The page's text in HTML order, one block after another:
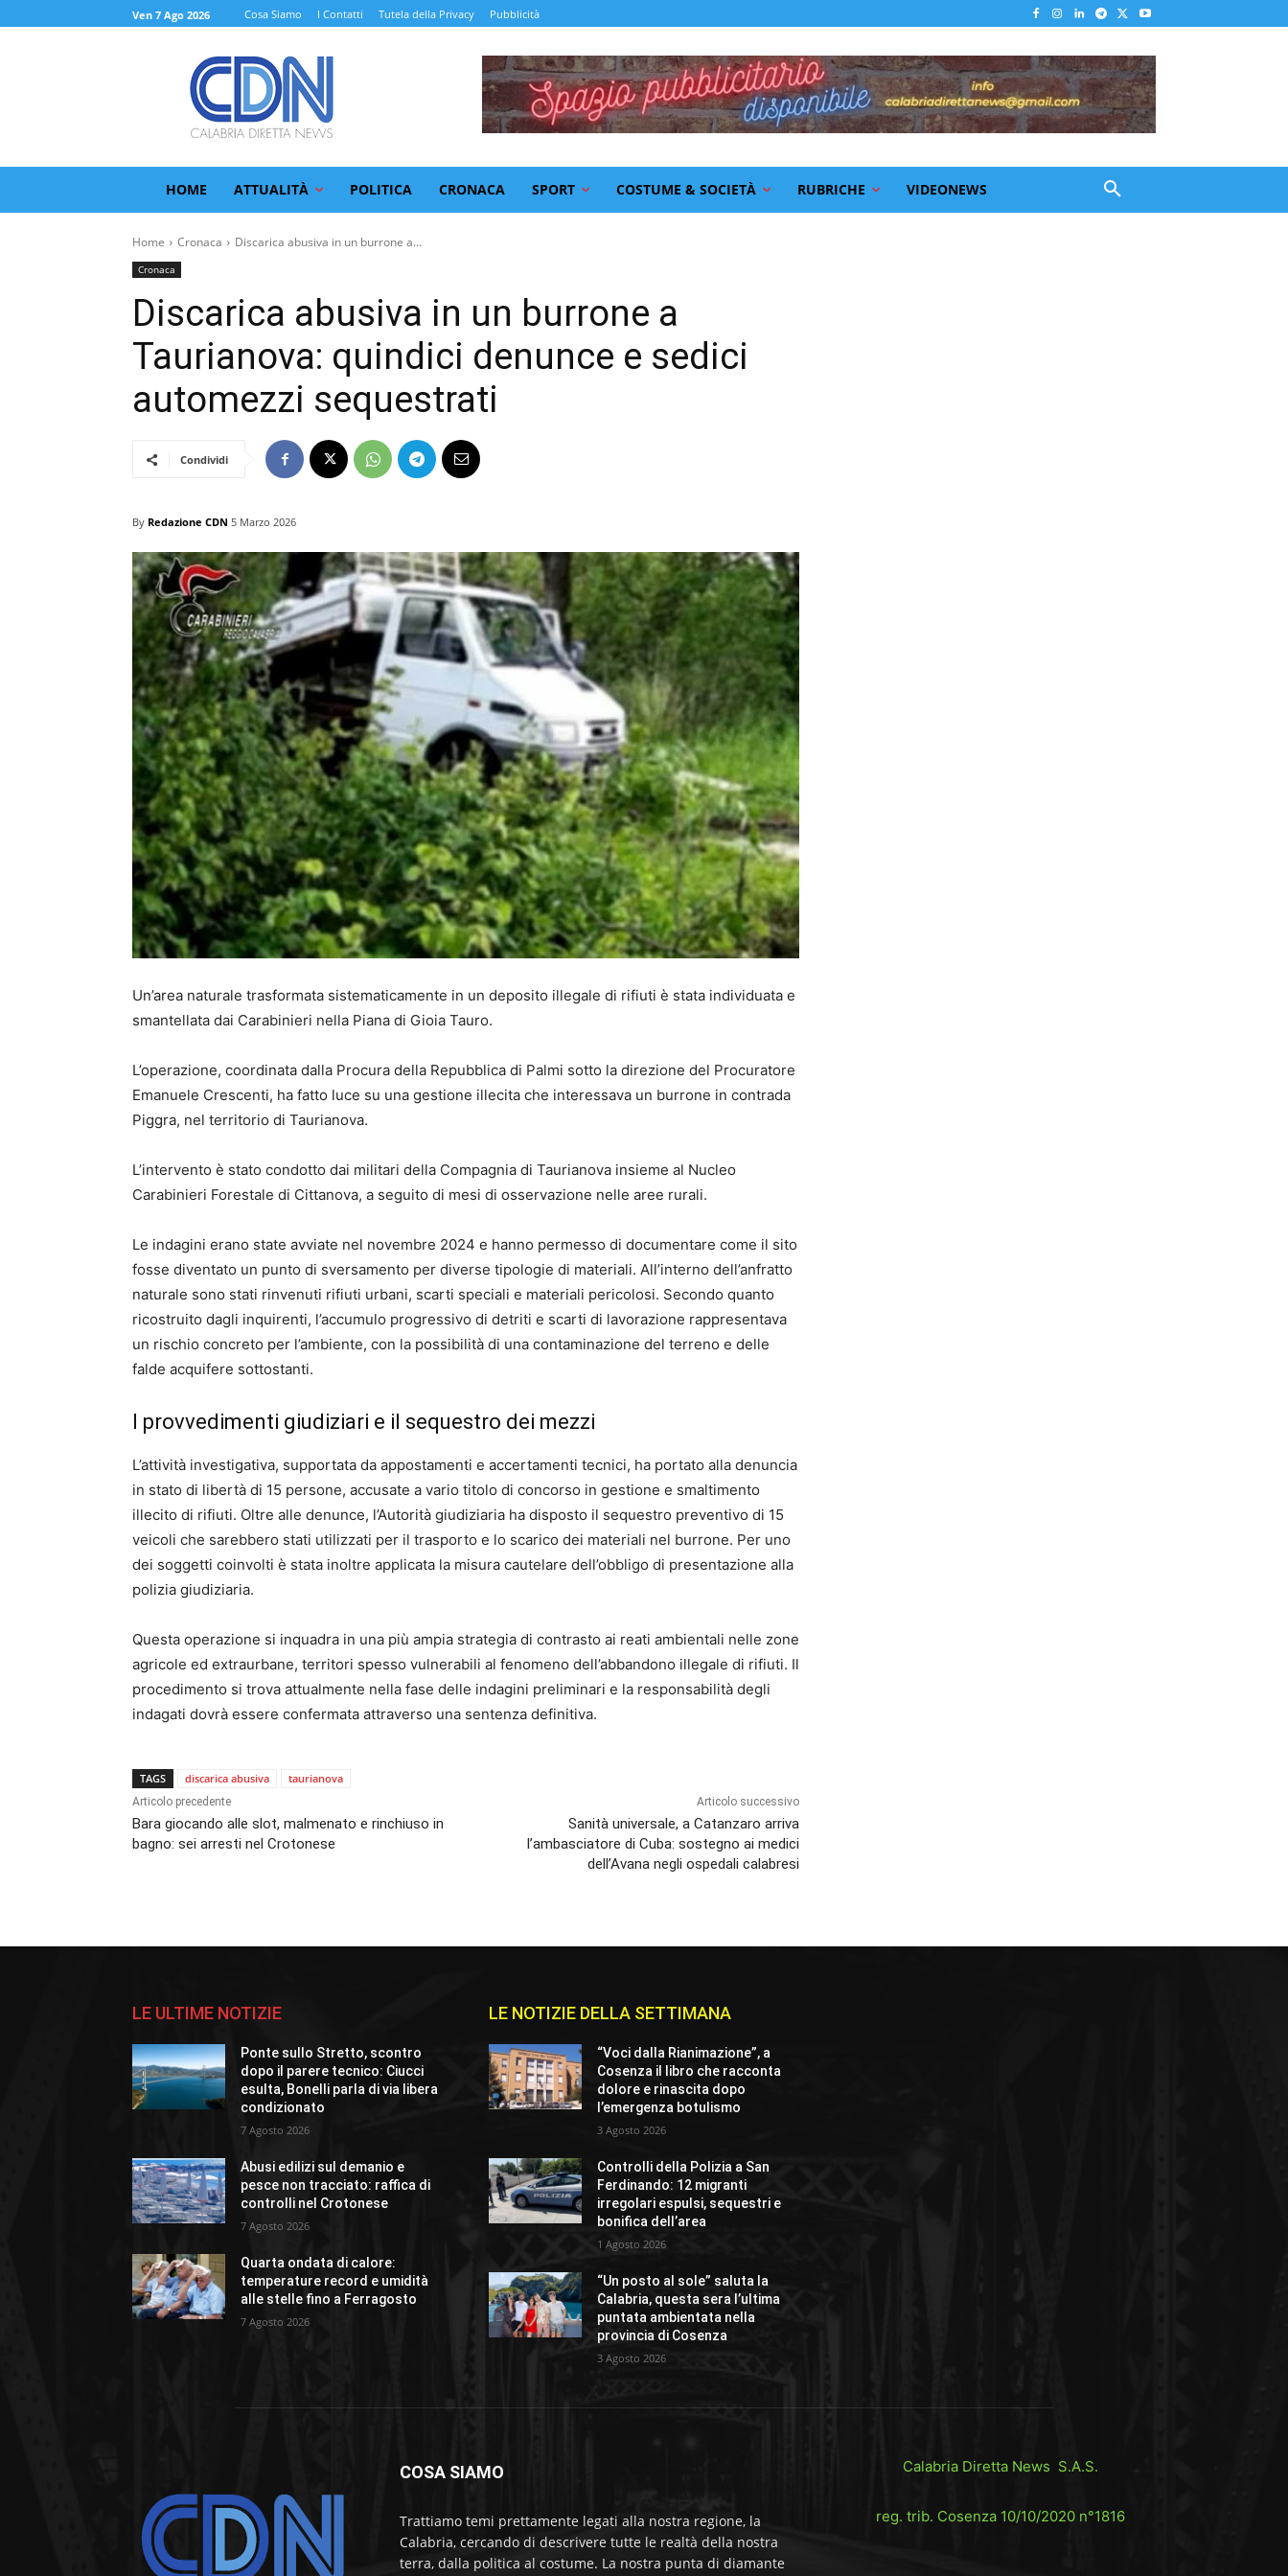
Ven 7 Ago 2026 Cosa Siamo I Contatti Tutela della Privacy Pubblicità
HOME ATTUALITÀ POLITICA CRONACA SPORT COSTUME & SOCIETÀ RUBRICHE VIDEONEWS
Home Cronaca Discarica abusiva in un burrone a...
Cronaca
Discarica abusiva in un burrone a
Taurianova: quindici denunce e sedici
automezzi sequestrati
Condividi
By Redazione CDN 5 Marzo 2026
Un’area naturale trasformata sistematicamente in un deposito illegale di rifiuti è stata individuata e
smantellata dai Carabinieri nella Piana di Gioia Tauro.
L’operazione, coordinata dalla Procura della Repubblica di Palmi sotto la direzione del Procuratore
Emanuele Crescenti, ha fatto luce su una gestione illecita che interessava un burrone in contrada
Piggra, nel territorio di Taurianova.
L’intervento è stato condotto dai militari della Compagnia di Taurianova insieme al Nucleo
Carabinieri Forestale di Cittanova, a seguito di mesi di osservazione nelle aree rurali.
Le indagini erano state avviate nel novembre 2024 e hanno permesso di documentare come il sito
fosse diventato un punto di sversamento per diverse tipologie di materiali. All’interno dell’anfratto
naturale sono stati rinvenuti rifiuti urbani, scarti speciali e materiali pericolosi. Secondo quanto
ricostruito dagli inquirenti, l’accumulo progressivo di detriti e scarti di lavorazione rappresentava
un rischio concreto per l’ambiente, con la possibilità di una contaminazione del terreno e delle
falde acquifere sottostanti.
I provvedimenti giudiziari e il sequestro dei mezzi
L’attività investigativa, supportata da appostamenti e accertamenti tecnici, ha portato alla denuncia
in stato di libertà di 15 persone, accusate a vario titolo di concorso in gestione e smaltimento
illecito di rifiuti. Oltre alle denunce, l’Autorità giudiziaria ha disposto il sequestro preventivo di 15
veicoli che sarebbero stati utilizzati per il trasporto e lo scarico dei materiali nel burrone. Per uno
dei soggetti coinvolti è stata inoltre applicata la misura cautelare dell’obbligo di presentazione alla
polizia giudiziaria.
Questa operazione si inquadra in una più ampia strategia di contrasto ai reati ambientali nelle zone
agricole ed extraurbane, territori spesso vulnerabili al fenomeno dell’abbandono illegale di rifiuti. Il
procedimento si trova attualmente nella fase delle indagini preliminari e la responsabilità degli
indagati dovrà essere confermata attraverso una sentenza definitiva.
TAGS discarica abusiva taurianova
Articolo precedente
Bara giocando alle slot, malmenato e rinchiuso in
bagno: sei arresti nel Crotonese
Articolo successivo
Sanità universale, a Catanzaro arriva
l’ambasciatore di Cuba: sostegno ai medici
dell’Avana negli ospedali calabresi
LE ULTIME NOTIZIE
Ponte sullo Stretto, scontro
dopo il parere tecnico: Ciucci
esulta, Bonelli parla di via libera
condizionato
7 Agosto 2026
Abusi edilizi sul demanio e
pesce non tracciato: raffica di
controlli nel Crotonese
7 Agosto 2026
Quarta ondata di calore:
temperature record e umidità
alle stelle fino a Ferragosto
7 Agosto 2026
LE NOTIZIE DELLA SETTIMANA
“Voci dalla Rianimazione”, a
Cosenza il libro che racconta
dolore e rinascita dopo
l’emergenza botulismo
3 Agosto 2026
Controlli della Polizia a San
Ferdinando: 12 migranti
irregolari espulsi, sequestri e
bonifica dell’area
1 Agosto 2026
“Un posto al sole” saluta la
Calabria, questa sera l’ultima
puntata ambientata nella
provincia di Cosenza
3 Agosto 2026
COSA SIAMO
Trattiamo temi prettamente legati alla nostra regione, la
Calabria, cercando di descrivere tutte le realtà della nostra
terra, dalla politica al costume. La nostra punta di diamante
Calabria Diretta News S.A.S.
reg. trib. Cosenza 10/10/2020 n°1816